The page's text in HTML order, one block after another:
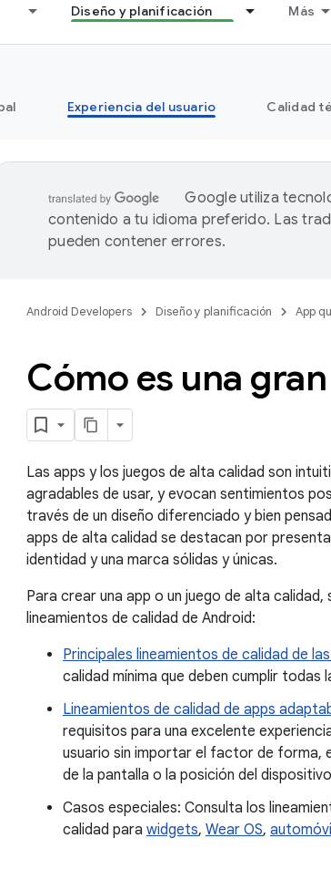
Diseño y planificación Más
Experiencia del usuario Calidad
Google utiliza
contenido a tu idioma preferido. Las
pueden contener errores.
Android Developers Diseño y planificación App
Cómo es una
Las apps y los juegos de alta calidad son
agradables de usar, y evocan sentimientos
través de un diseño diferenciado y bien
apps de alta calidad se destacan por
identidad y una marca sólidas y únicas.
Para crear una app o un juego de alta calidad,
lineamientos de calidad de Android:
Principales lineamientos de calidad de
calidad mínima que deben cumplir todas
Lineamientos de calidad de apps
requisitos para una excelente
usuario sin importar el factor de forma,
de la pantalla o la posición del dispositivo
Casos especiales: Consulta los
calidad para widgets, Wear OS,